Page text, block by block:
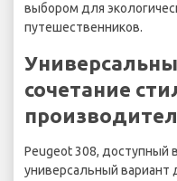
выбором для
путешественников.
сочетание
Peugeot 308, доступный в
универсальный вариант